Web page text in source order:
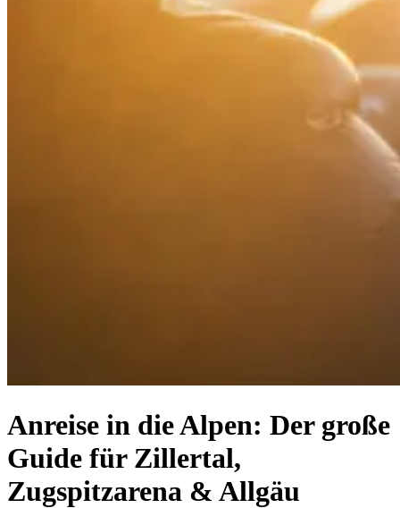
Anreise in die Alpen: Der große
Guide für Zillertal,
Zugspitzarena & Allgäu